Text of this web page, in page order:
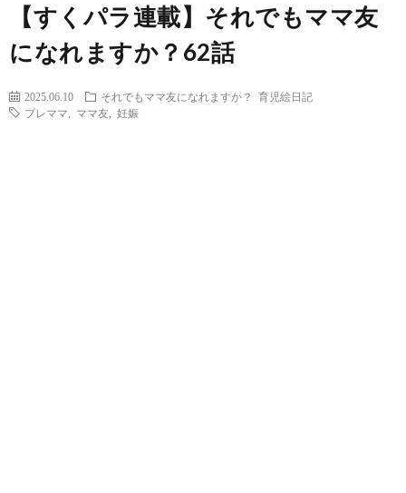
【すくパラ連載】それでもママ友
になれますか？62話
2025.06.10 それでもママ友になれますか？
育児絵日記
プレママ
ママ友 妊娠